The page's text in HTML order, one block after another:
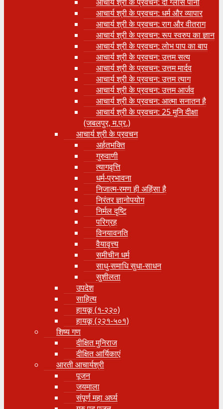
आचार्य श्री के प्रवचन: धर्म और व्यापार
आचार्य श्री के प्रवचन: राग और वीतराग
आचार्य श्री के प्रवचन: रूप स्वरुप का ज्ञान
आचार्य श्री के प्रवचन: लोभ पाप का बाप
आचार्य श्री के प्रवचन: उत्तम सत्य
आचार्य श्री के प्रवचन: उत्तम मार्दव
आचार्य श्री के प्रवचन: उत्तम त्याग
आचार्य श्री के प्रवचन: उत्तम आर्जव
आचार्य श्री के प्रवचन: आत्मा सनातन है
आचार्य श्री के प्रवचन: 25 मुनि दीक्षा
(जबलपुर, म.प्र.)
आचार्य श्री के प्रवचन
अर्हतभक्ति
गुरुवाणी
त्यागवृत्ति
धर्म-प्रभावना
निजात्म-रमण ही अहिंसा है
निरंतर ज्ञानोपयोग
निर्मल दृष्टि
परिग्रह
विनयावनति
वैयावृत्त्य
समीचीन धर्म
साधु-समाधि सुधा-साधन
सुशीलता
उपदेश
साहित्य
हायकू (१‍-२२०)
हायकू (२२१-५०१)
शिष्य गण
दीक्षित मुनिराज
दीक्षित आर्यिकाएं
आरती आचार्यश्री
पूजन
जयमाला
संपूर्ण महा अर्घ्य